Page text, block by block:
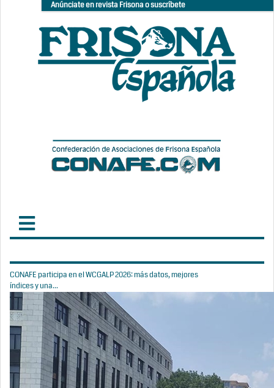
Anúnciate en revista Frisona o suscríbete
CONAFE participa en el WCGALP 2026: más datos, mejores
índices y una...